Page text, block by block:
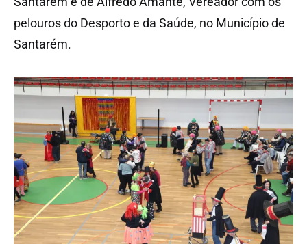
pelouros do Desporto e da Saúde, no Município de
Santarém.